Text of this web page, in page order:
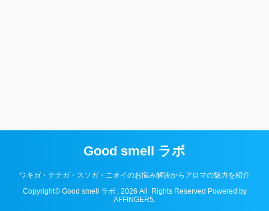
Good smell ラボ
ワキガ・チチガ・スソガ・ニオイのお悩み解決からアロマの魅力を紹介
Copyright© Good smell ラボ , 2026 All Rights Reserved Powered by
AFFINGER5.